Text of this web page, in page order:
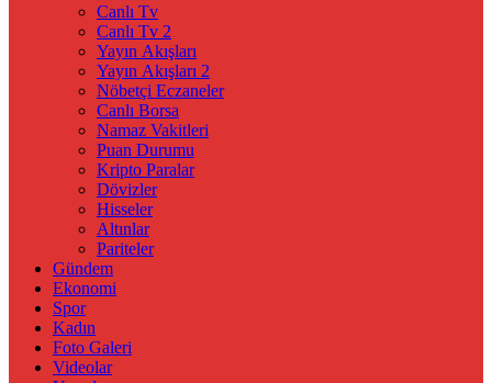
Canlı Tv
Canlı Tv 2
Yayın Akışları
Yayın Akışları 2
Nöbetçi Eczaneler
Canlı Borsa
Namaz Vakitleri
Puan Durumu
Kripto Paralar
Dövizler
Hisseler
Altınlar
Pariteler
Gündem
Ekonomi
Spor
Kadın
Foto Galeri
Videolar